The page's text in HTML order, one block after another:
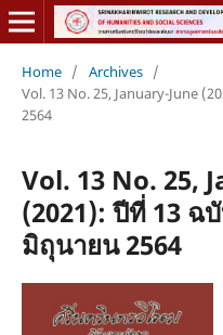
Home / Archives /
Vol. 13 No. 25, January-June
2564
Vol. 13 No. 25,
(2021): ปีที่ 13 ฉ
มิถุนายน 2564